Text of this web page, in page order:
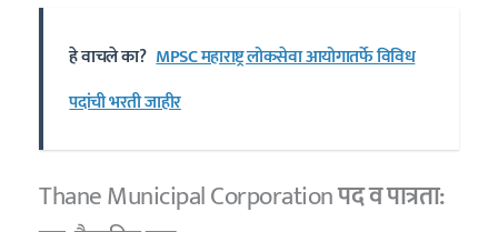
हे वाचले का? MPSC महाराष्ट्र लोकसेवा आयोगातर्फे विविध
पदांची भरती जाहीर
Thane Municipal Corporationपद व पात्रता: